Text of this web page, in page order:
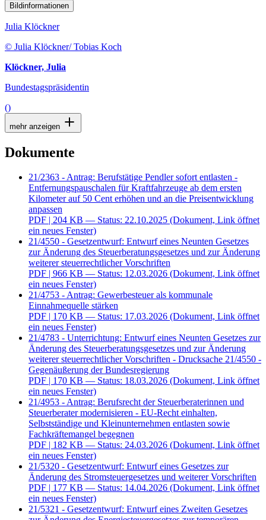
Bildinformationen
Julia Klöckner
© Julia Klöckner/ Tobias Koch
Klöckner, Julia
Bundestagspräsidentin
()
mehr anzeigen
Dokumente
21/2363 - Antrag: Berufstätige Pendler sofort entlasten -
Entfernungspauschalen für Kraftfahrzeuge ab dem ersten
Kilometer auf 50 Cent erhöhen und an die Preisentwicklung
anpassen
PDF | 204 KB — Status: 22.10.2025 (Dokument, Link öffnet
ein neues Fenster)
21/4550 - Gesetzentwurf: Entwurf eines Neunten Gesetzes
zur Änderung des Steuerberatungsgesetzes und zur Änderung
weiterer steuerrechtlicher Vorschriften
PDF | 966 KB — Status: 12.03.2026 (Dokument, Link öffnet
ein neues Fenster)
21/4753 - Antrag: Gewerbesteuer als kommunale
Einnahmequelle stärken
PDF | 170 KB — Status: 17.03.2026 (Dokument, Link öffnet
ein neues Fenster)
21/4783 - Unterrichtung: Entwurf eines Neunten Gesetzes zur
Änderung des Steuerberatungsgesetzes und zur Änderung
weiterer steuerrechtlicher Vorschriften - Drucksache 21/4550 -
Gegenäußerung der Bundesregierung
PDF | 170 KB — Status: 18.03.2026 (Dokument, Link öffnet
ein neues Fenster)
21/4953 - Antrag: Berufsrecht der Steuerberaterinnen und
Steuerberater modernisieren - EU-Recht einhalten,
Selbstständige und Kleinunternehmen entlasten sowie
Fachkräftemangel begegnen
PDF | 182 KB — Status: 24.03.2026 (Dokument, Link öffnet
ein neues Fenster)
21/5320 - Gesetzentwurf: Entwurf eines Gesetzes zur
Änderung des Stromsteuergesetzes und weiterer Vorschriften
PDF | 177 KB — Status: 14.04.2026 (Dokument, Link öffnet
ein neues Fenster)
21/5321 - Gesetzentwurf: Entwurf eines Zweiten Gesetzes